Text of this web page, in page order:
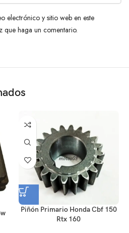
electrónico y sitio web en este
que haga un comentario.
Piñón Primario Honda Cbf 150
Rtx 160